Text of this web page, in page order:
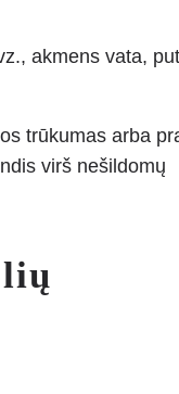
akmens vata,
trūkumas arba
virš nešildomų